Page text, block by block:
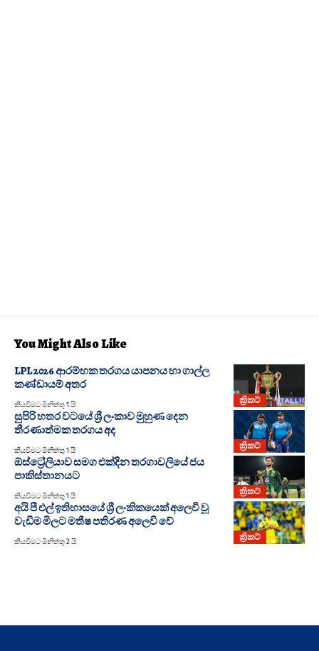
You Might Also Like
ක්‍රිකට්
LPL 2026 ආරම්භක තරගය යාපනය හා ගාල්ල
කණ්ඩායම් අතර
කියවීමට මිනිත්තු 1 යි
ක්‍රිකට්
සුපිරි හතර වටයේ ශ්‍රී ලංකාව මුහුණ දෙන
තීරණාත්මක තරගය අද
කියවීමට මිනිත්තු 1 යි
ක්‍රිකට්
ඕස්ට්‍රේලියාව සමග එක්දින තරගාවලියේ ජය
පාකිස්තානයට
කියවීමට මිනිත්තු 1 යි
ක්‍රිකට්
අයි පී එල් ඉතිහාසයේ ශ්‍රී ලංකිකයෙක් අලෙවි වූ
වැඩිම මිලට මතීෂ පතිරණ අලෙවි වේ
කියවීමට මිනිත්තු 2 යි